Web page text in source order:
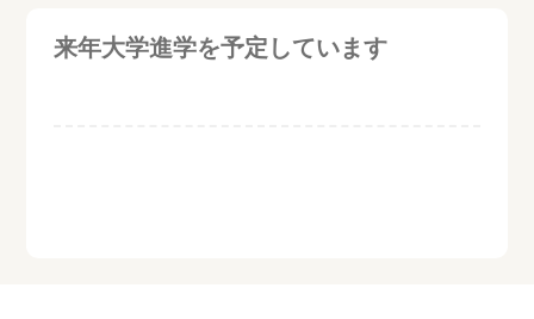
来年大学進学を予定しています